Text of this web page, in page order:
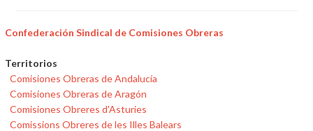
Confederación Sindical de Comisiones Obreras
Territorios
Comisiones Obreras de Andalucía
Comisiones Obreras de Aragón
Comisiones Obreres d'Asturies
Comissions Obreres de les Illes Balears